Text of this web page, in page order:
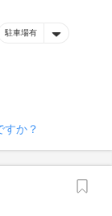
駐車場有
すか？